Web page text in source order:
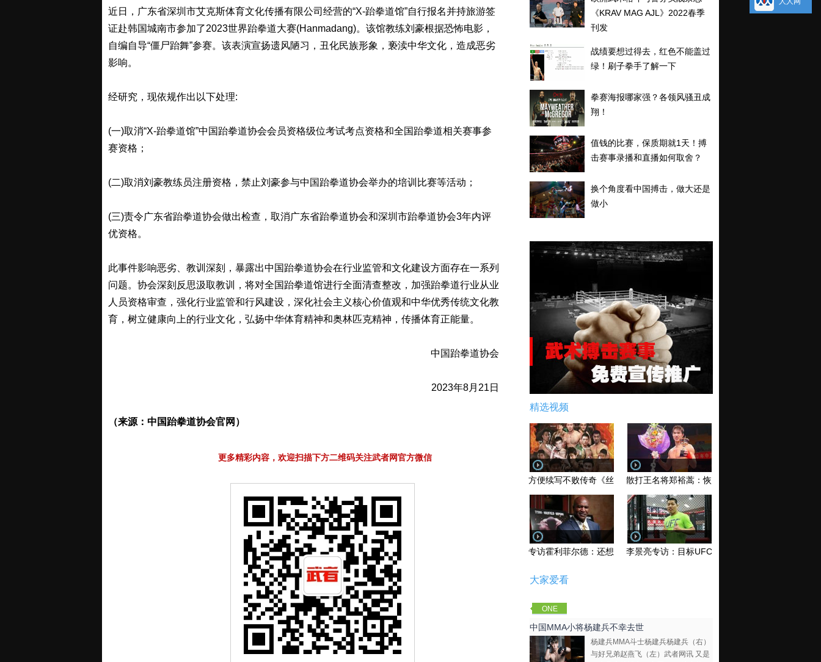
近日，广东省深圳市艾克斯体育文化传播有限公司经营的“X-跆拳道馆”自行报名并持旅游签
证赴韩国城南市参加了2023世界跆拳道大赛(Hanmadang)。该馆教练刘豪根据恐怖电影，
自编自导“僵尸跆舞”参赛。该表演宣扬遗风陋习，丑化民族形象，亵渎中华文化，造成恶劣
影响。
经研究，现依规作出以下处理:
(一)取消“X-跆拳道馆”中国跆拳道协会会员资格级位考试考点资格和全国跆拳道相关赛事参
赛资格；
(二)取消刘豪教练员注册资格，禁止刘豪参与中国跆拳道协会举办的培训比赛等活动；
(三)责令广东省跆拳道协会做出检查，取消广东省跆拳道协会和深圳市跆拳道协会3年内评
优资格。
此事件影响恶劣、教训深刻，暴露出中国跆拳道协会在行业监管和文化建设方面存在一系列
问题。协会深刻反思汲取教训，将对全国跆拳道馆进行全面清查整改，加强跆拳道行业从业
人员资格审查，强化行业监管和行风建设，深化社会主义核心价值观和中华优秀传统文化教
育，树立健康向上的行业文化，弘扬中华体育精神和奥林匹克精神，传播体育正能量。
中国跆拳道协会
2023年8月21日
（来源：中国跆拳道协会官网）
更多精彩内容，欢迎扫描下方二维码关注武者网官方微信
《KRAV MAG AJL》2022春季
刊发
战绩要想过得去，红色不能盖过
绿！刷子拳手了解一下
拳赛海报哪家强？各领风骚丑成
翔！
值钱的比赛，保质期就1天！搏
击赛事录播和直播如何取舍？
换个角度看中国搏击，做大还是
做小
精选视频
方便续写不败传奇《丝路英雄》太原站全场视频
散打王名将郑裕蒿：恢复训练 有望回归擂台
专访霍利菲尔德：还想再和泰森干一架！李景亮专访：目标UFC金腰带 不做打酱油
大家爱看
ONE
Champions
hip
中国MMA小将杨建兵不幸去世
杨建兵MMA斗士杨建兵杨建兵（右）
与好兄弟赵燕飞（左）武者网讯 又是